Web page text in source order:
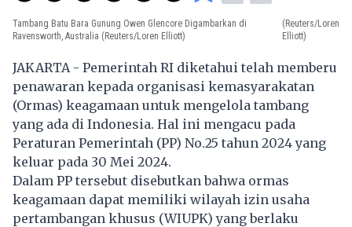
Tambang Batu Bara Gunung Owen Glencore Digambarkan di
Ravensworth, Australia (Reuters/Loren Elliott)
(Reuters/Loren
Elliott)
JAKARTA - Pemerintah RI diketahui telah memberu
penawaran kepada organisasi kemasyarakatan
(Ormas) keagamaan untuk mengelola tambang
yang ada di Indonesia. Hal ini mengacu pada
Peraturan Pemerintah (PP) No.25 tahun 2024 yang
keluar pada 30 Mei 2024.
Dalam PP tersebut disebutkan bahwa ormas
keagamaan dapat memiliki wilayah izin usaha
pertambangan khusus (WIUPK) yang berlaku